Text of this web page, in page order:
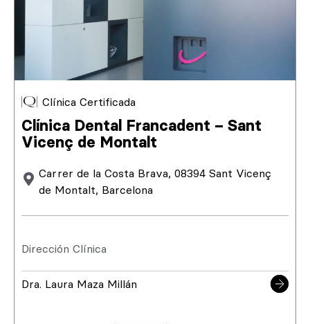
Clínica Certificada
Clínica Dental Francadent – Sant
Vicenç de Montalt
Carrer de la Costa Brava, 08394 Sant Vicenç
de Montalt, Barcelona
Dirección Clínica
Dra. Laura Maza Millán